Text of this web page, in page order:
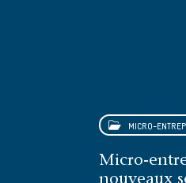
MICRO-
Micro-
nouveaux